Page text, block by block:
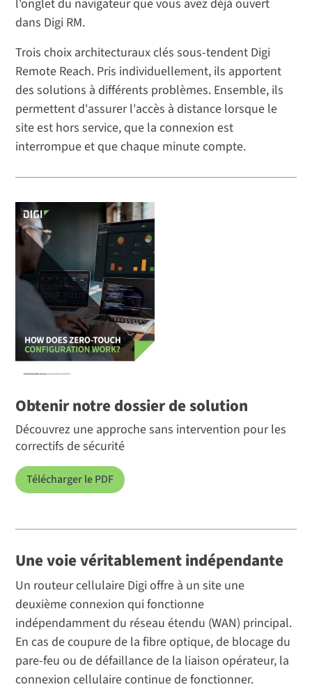
l'onglet du navigateur que vous avez déjà ouvert
dans Digi RM.
Trois choix architecturaux clés sous-tendent Digi
Remote Reach. Pris individuellement, ils apportent
des solutions à différents problèmes. Ensemble, ils
permettent d'assurer l'accès à distance lorsque le
site est hors service, que la connexion est
interrompue et que chaque minute compte.
Obtenir notre dossier de solution
Découvrez une approche sans intervention pour les
correctifs de sécurité
Télécharger le PDF
Une voie véritablement indépendante
Un routeur cellulaire Digi offre à un site une
deuxième connexion qui fonctionne
indépendamment du réseau étendu (WAN) principal.
En cas de coupure de la fibre optique, de blocage du
pare-feu ou de défaillance de la liaison opérateur, la
connexion cellulaire continue de fonctionner.